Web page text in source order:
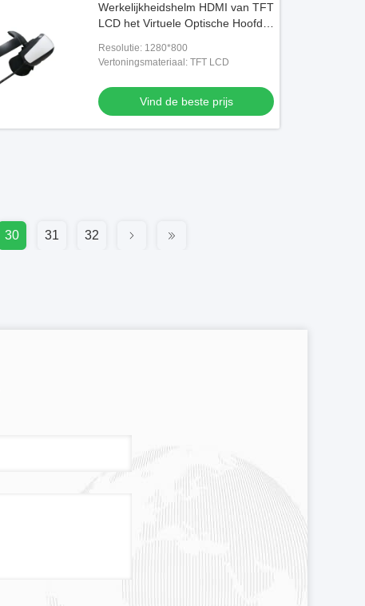
Werkelijkheidshelm HDMI van TFT
LCD het Virtuele Optische Hoofd
Resolutie: 1280*800
Vertoningsmateriaal: TFT LCD
Vind de beste prijs
30 31 32